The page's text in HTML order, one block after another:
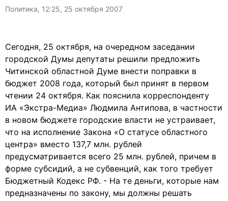
Политика, 12:25, 25 октября 2007
Сегодня, 25 октября, на очередном заседании
городской Думы депутаты решили предложить
Читинской областной Думе внести поправки в
бюджет 2008 года, который был принят в первом
чтении 24 октября. Как пояснила корреспонденту
ИА «Экстра-Медиа» Людмила Антипова, в частности
в новом бюджете городские власти не устраивает,
что на исполнение Закона «О статусе областного
центра» вместо 137,7 млн. рублей
предусматривается всего 25 млн. рублей, причем в
форме субсидий, а не субвенций, как того требует
Бюджетный Кодекс РФ. - На те деньги, которые нам
предназначены по закону, мы должны решать